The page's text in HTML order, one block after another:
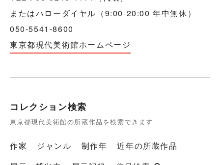
またはハローダイヤル（9:00-20:00 年中無休）
050-5541-8600
東京都現代美術館ホームページ
コレクション検索
東京都現代美術館の所蔵作品を検索できます
作家 ジャンル 制作年
近年の所蔵作品